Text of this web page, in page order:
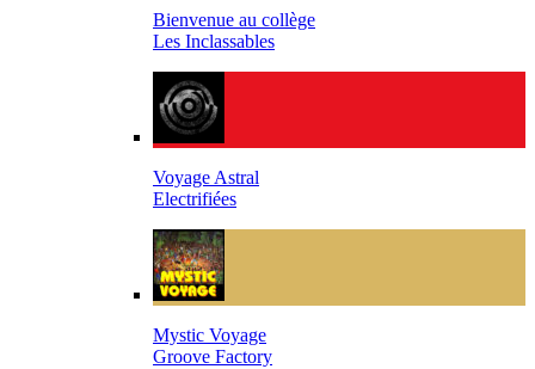
Bienvenue au collège
Les Inclassables
Voyage Astral
Electrifiées
Mystic Voyage
Groove Factory